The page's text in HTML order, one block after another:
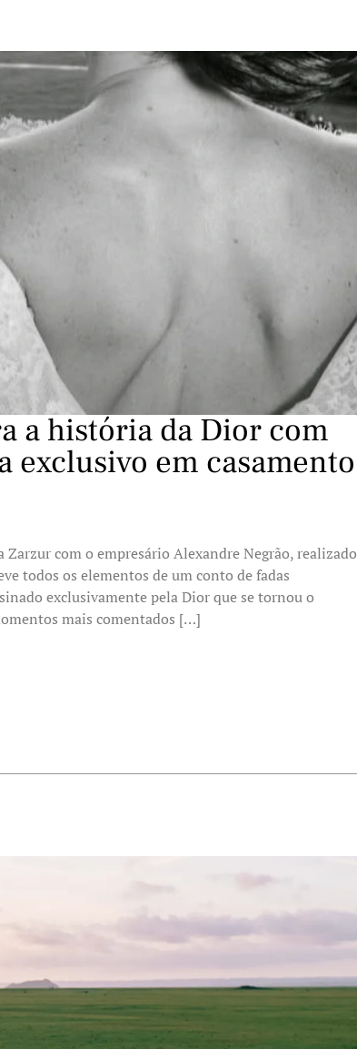
a história da Dior com
exclusivo em casamento
com o empresário Alexandre Negrão, realizado
todos os elementos de um conto de fadas
exclusivamente pela Dior que se tornou o
mais comentados […]